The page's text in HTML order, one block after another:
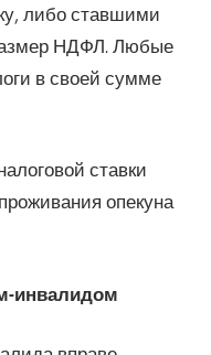
либо ставшими
НДФЛ. Любые
в своей сумме
ставки
опекуна
инвалидом